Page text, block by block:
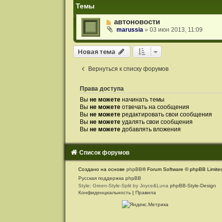
и
я
Темы
автоновости
marussia » 03 июн 2013, 11:09
Новая тема
Новаятема
Вернуться к списку форумов
Права доступа
Вы не можетеначинать темы
Вы не можетеотвечать на сообщения
Вы не можетередактировать свои сообщения
Вы не можетеудалять свои сообщения
Вы не можетедобавлять вложения
Список форумов
Создано на основе phpBB® Forum Software © phpBB
Русская поддержка phpBB
Style: Green-Style-Split by Joyce&Luna phpBB-Style-Design
Конфиденциальность | Правила